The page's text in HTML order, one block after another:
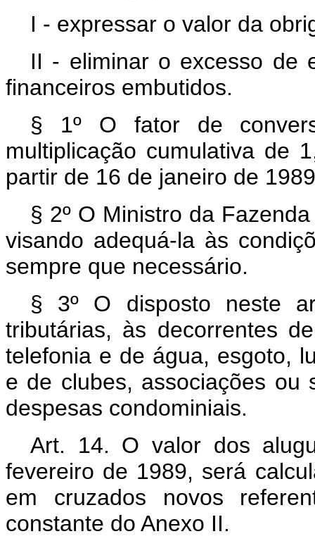
I - expressar o valor da
II - eliminar o excesso de
financeiros embutidos.
§ 1º O fator de
multiplicação cumulativa de
partir de 16 de janeiro de
§ 2º O Ministro da
visando adequá-la às
sempre que necessário.
§ 3º O disposto neste
tributárias, às decorrentes
telefonia e de água, esgoto,
e de clubes, associações ou
despesas condominiais.
Art. 14. O valor dos
fevereiro de 1989, será
em cruzados novos
constante do Anexo II.